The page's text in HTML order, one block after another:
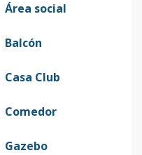
Área social
Balcón
Casa Club
Comedor
Gazebo